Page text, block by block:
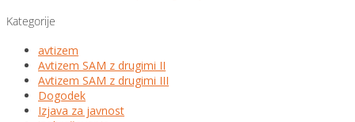
Kategorije
avtizem
Avtizem SAM z drugimi II
Avtizem SAM z drugimi III
Dogodek
Izjava za javnost